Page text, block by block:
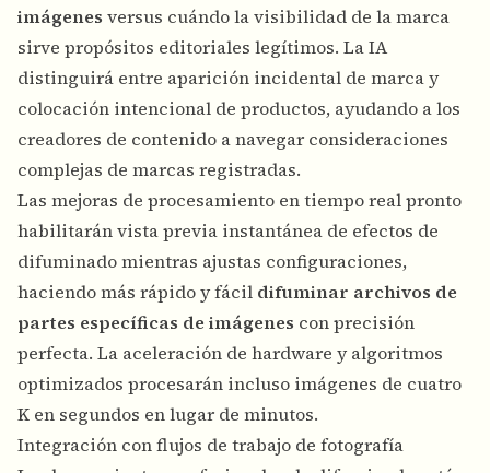
imágenes versus cuándo la visibilidad de la marca
sirve propósitos editoriales legítimos. La IA
distinguirá entre aparición incidental de marca y
colocación intencional de productos, ayudando a los
creadores de contenido a navegar consideraciones
complejas de marcas registradas.
Las mejoras de procesamiento en tiempo real pronto
habilitarán vista previa instantánea de efectos de
difuminado mientras ajustas configuraciones,
haciendo más rápido y fácil difuminar archivos de
partes específicas de imágenes con precisión
perfecta. La aceleración de hardware y algoritmos
optimizados procesarán incluso imágenes de cuatro
K en segundos en lugar de minutos.
Integración con flujos de trabajo de fotografía